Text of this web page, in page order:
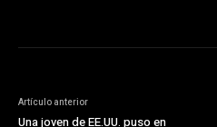
Artículo anterior
Una joven de EE.UU. puso en